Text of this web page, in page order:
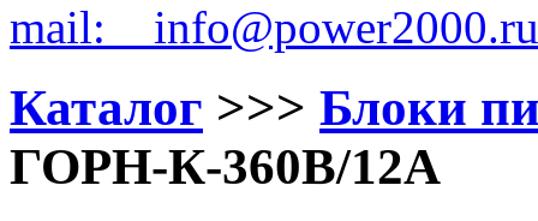
mail: info@power2000.ru
Каталог >>> Блоки
ГОРН-К-360В/12А